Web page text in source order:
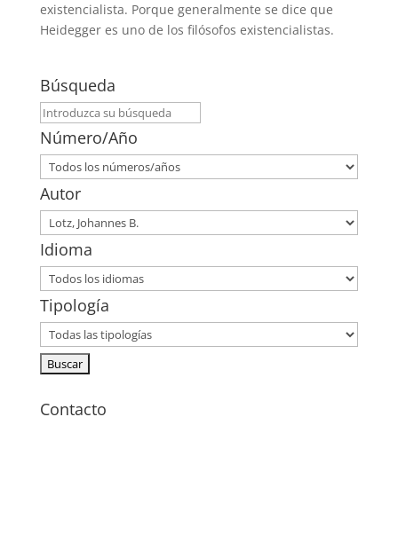
existencialista. Porque generalmente se dice que
Heidegger es uno de los filósofos existencialistas.
Búsqueda
Número/Año
Autor
Idioma
Tipología
Contacto